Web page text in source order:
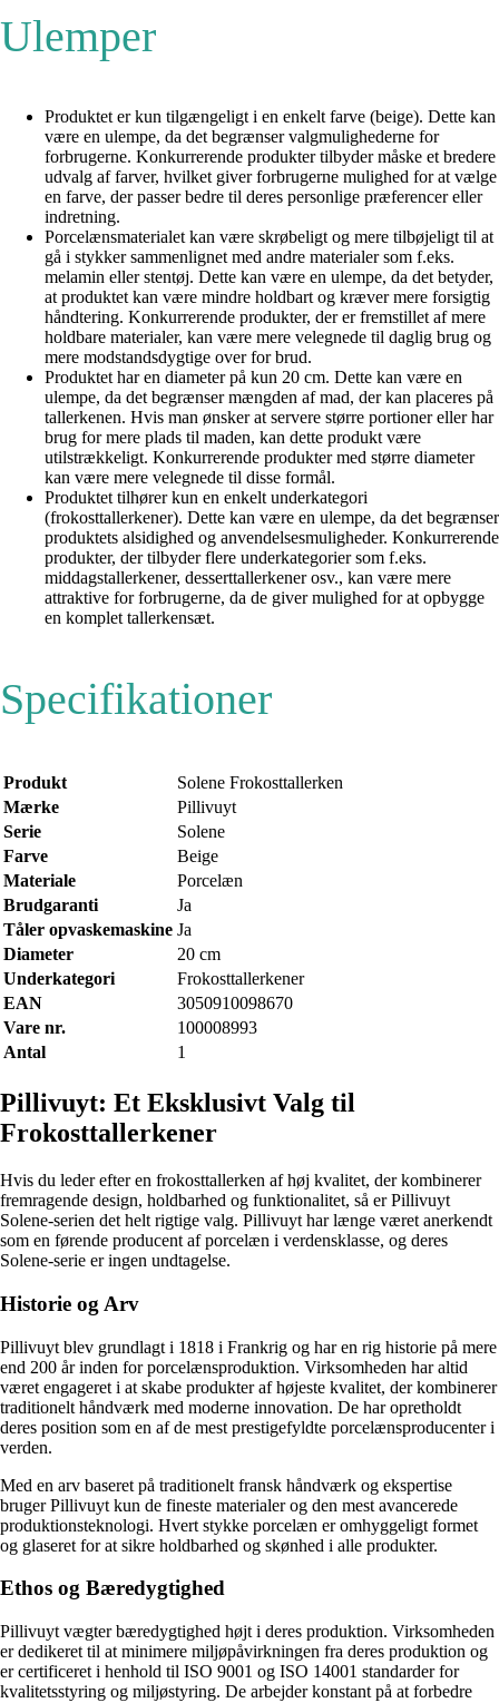
Ulemper
Produktet er kun tilgængeligt i en enkelt farve (beige). Dette kan
være en ulempe, da det begrænser valgmulighederne for
forbrugerne. Konkurrerende produkter tilbyder måske et bredere
udvalg af farver, hvilket giver forbrugerne mulighed for at vælge
en farve, der passer bedre til deres personlige præferencer eller
indretning.
Porcelænsmaterialet kan være skrøbeligt og mere tilbøjeligt til at
gå i stykker sammenlignet med andre materialer som f.eks.
melamin eller stentøj. Dette kan være en ulempe, da det betyder,
at produktet kan være mindre holdbart og kræver mere forsigtig
håndtering. Konkurrerende produkter, der er fremstillet af mere
holdbare materialer, kan være mere velegnede til daglig brug og
mere modstandsdygtige over for brud.
Produktet har en diameter på kun 20 cm. Dette kan være en
ulempe, da det begrænser mængden af mad, der kan placeres på
tallerkenen. Hvis man ønsker at servere større portioner eller har
brug for mere plads til maden, kan dette produkt være
utilstrækkeligt. Konkurrerende produkter med større diameter
kan være mere velegnede til disse formål.
Produktet tilhører kun en enkelt underkategori
(frokosttallerkener). Dette kan være en ulempe, da det begrænser
produktets alsidighed og anvendelsesmuligheder. Konkurrerende
produkter, der tilbyder flere underkategorier som f.eks.
middagstallerkener, desserttallerkener osv., kan være mere
attraktive for forbrugerne, da de giver mulighed for at opbygge
en komplet tallerkensæt.
Specifikationer
Produkt
Solene Frokosttallerken
Mærke
Pillivuyt
Serie
Solene
Farve
Beige
Materiale
Porcelæn
Brudgaranti
Ja
Tåler opvaskemaskine Ja
Diameter
20 cm
Underkategori
Frokosttallerkener
EAN
3050910098670
Vare nr.
100008993
Antal
1
Pillivuyt: Et Eksklusivt Valg til
Frokosttallerkener
Hvis du leder efter en frokosttallerken af ​​høj kvalitet, der kombinerer
fremragende design, holdbarhed og funktionalitet, så er Pillivuyt
Solene-serien det helt rigtige valg. Pillivuyt har længe været anerkendt
som en førende producent af porcelæn i verdensklasse, og deres
Solene-serie er ingen undtagelse.
Historie og Arv
Pillivuyt blev grundlagt i 1818 i Frankrig og har en rig historie på mere
end 200 år inden for porcelænsproduktion. Virksomheden har altid
været engageret i at skabe produkter af højeste kvalitet, der kombinerer
traditionelt håndværk med moderne innovation. De har opretholdt
deres position som en af ​​de mest prestigefyldte porcelænsproducenter i
verden.
Med en arv baseret på traditionelt fransk håndværk og ekspertise
bruger Pillivuyt kun de fineste materialer og den mest avancerede
produktionsteknologi. Hvert stykke porcelæn er omhyggeligt formet
og glaseret for at sikre holdbarhed og skønhed i alle produkter.
Ethos og Bæredygtighed
Pillivuyt vægter bæredygtighed højt i deres produktion. Virksomheden
er dedikeret til at minimere miljøpåvirkningen fra deres produktion og
er certificeret i henhold til ISO 9001 og ISO 14001 standarder for
kvalitetsstyring og miljøstyring. De arbejder konstant på at forbedre